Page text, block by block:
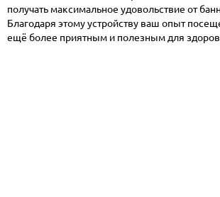
получать максимальное удовольствие от
Благодаря этому устройству ваш опыт
ещё более приятным и полезным для